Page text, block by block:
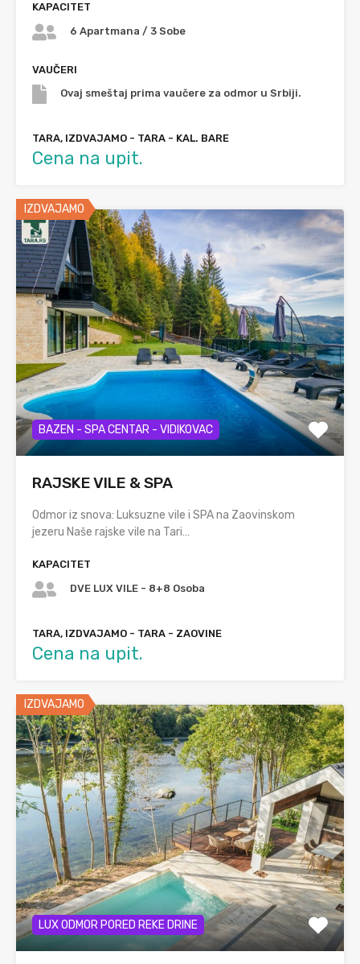
KAPACITET
6 Apartmana / 3 Sobe
VAUČERI
Ovaj smeštaj prima vaučere za odmor u Srbiji.
TARA, IZDVAJAMO - TARA - KAL. BARE
Cena na upit.
IZDVAJAMO
BAZEN - SPA CENTAR - VIDIKOVAC
RAJSKE VILE & SPA
Odmor iz snova: Luksuzne vile i SPA na Zaovinskom
jezeru Naše rajske vile na Tari…
KAPACITET
DVE LUX VILE - 8+8 Osoba
TARA, IZDVAJAMO - TARA - ZAOVINE
Cena na upit.
IZDVAJAMO
LUX ODMOR PORED REKE DRINE